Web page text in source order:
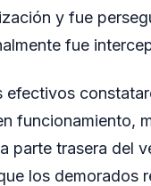
y fue
fue
funcionamiento,
parte trasera del
los demorados